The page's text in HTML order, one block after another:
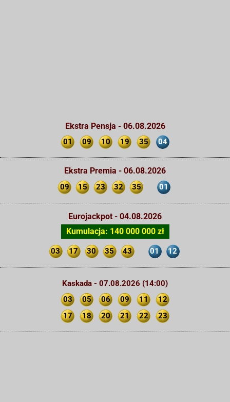
Ekstra Pensja - 06.08.2026
01 09 10 19 35 04
Ekstra Premia - 06.08.2026
09 15 23 32 35 01
Eurojackpot - 04.08.2026
Kumulacja: 140 000 000 zł
03 17 30 35 43 01 12
Kaskada - 07.08.2026 (14:00)
03
05 06 09 11
12
17
18 20 21 22 23